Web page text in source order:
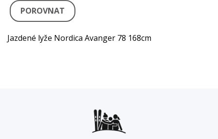
POROVNAT
Jazdené lyže Nordica Avanger 78 168cm